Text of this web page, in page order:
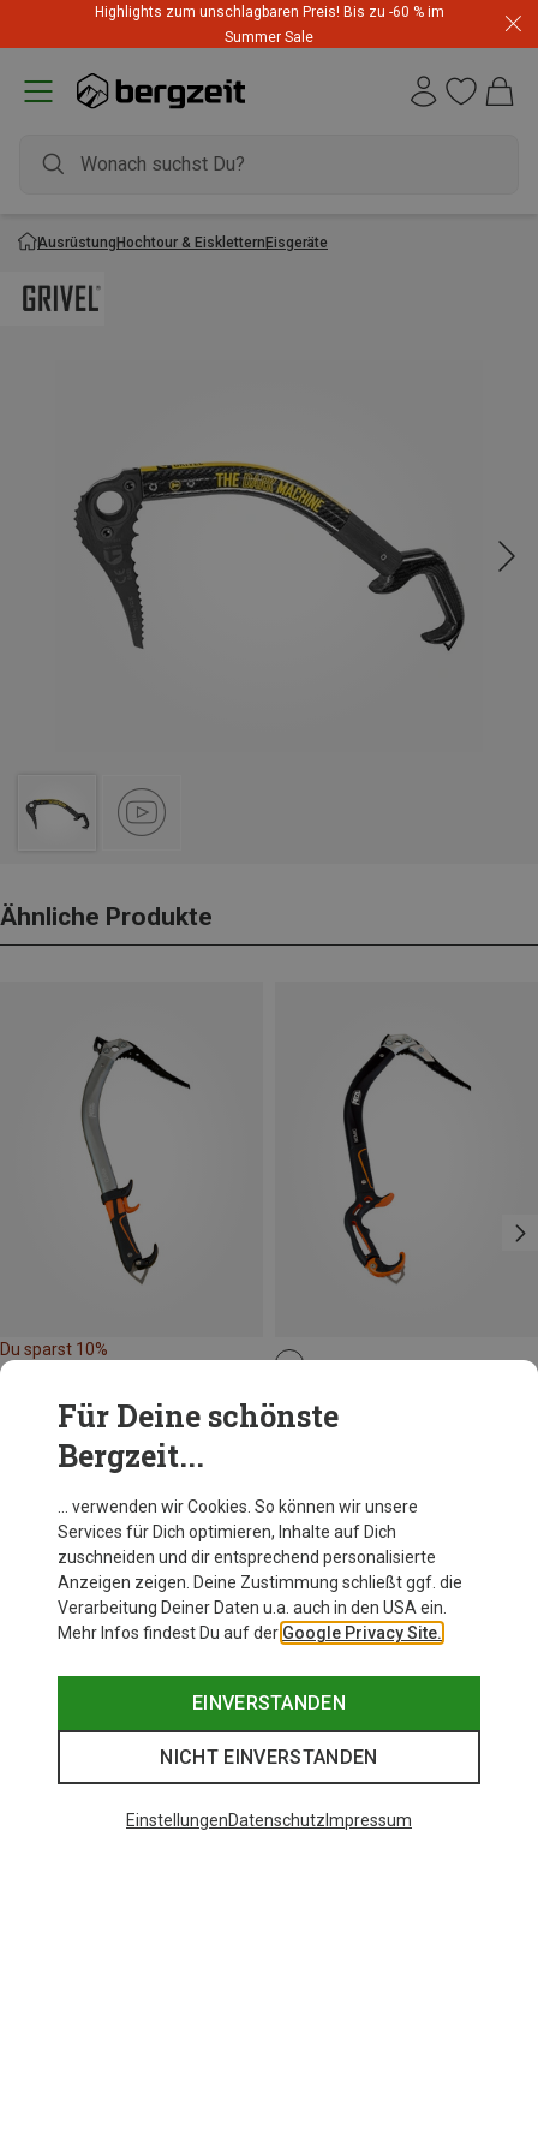
Highlights zum unschlagbaren Preis! Bis zu -60 % im
Summer Sale
AusrüstungHochtour & EiskletternEisgeräte
Ähnliche Produkte
Du sparst 10%
Nomic Eisgerät
Andere Kunden kauften auch
Für Deine schönste
Bergzeit...
… verwenden wir Cookies. So können wir unsere
Services für Dich optimieren, Inhalte auf Dich
zuschneiden und dir entsprechend personalisierte
Anzeigen zeigen. Deine Zustimmung schließt ggf. die
Verarbeitung Deiner Daten u.a. auch in den USA ein.
Mehr Infos findest Du auf der Google Privacy Site.
EINVERSTANDEN
NICHT EINVERSTANDEN
EinstellungenDatenschutz Impressum